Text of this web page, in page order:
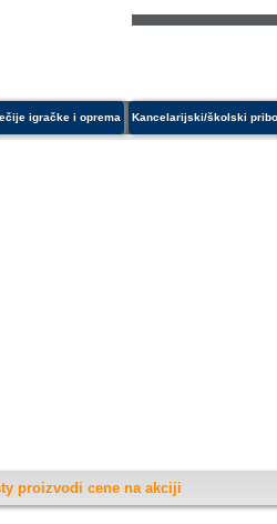
igračke i oprema Kancelarijski/školski
proizvodi cene na akciji